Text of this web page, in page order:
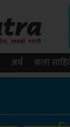
अर्थ कला